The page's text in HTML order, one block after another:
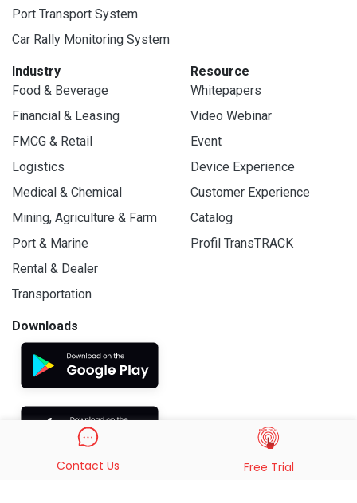
Port Transport System
Car Rally Monitoring System
Industry
Food & Beverage
Financial & Leasing
FMCG & Retail
Logistics
Medical & Chemical
Mining, Agriculture & Farm
Port & Marine
Rental & Dealer
Transportation
Resource
Whitepapers
Video Webinar
Event
Device Experience
Customer Experience
Catalog
Profil TransTRACK
Downloads
Contact Us Free Trial